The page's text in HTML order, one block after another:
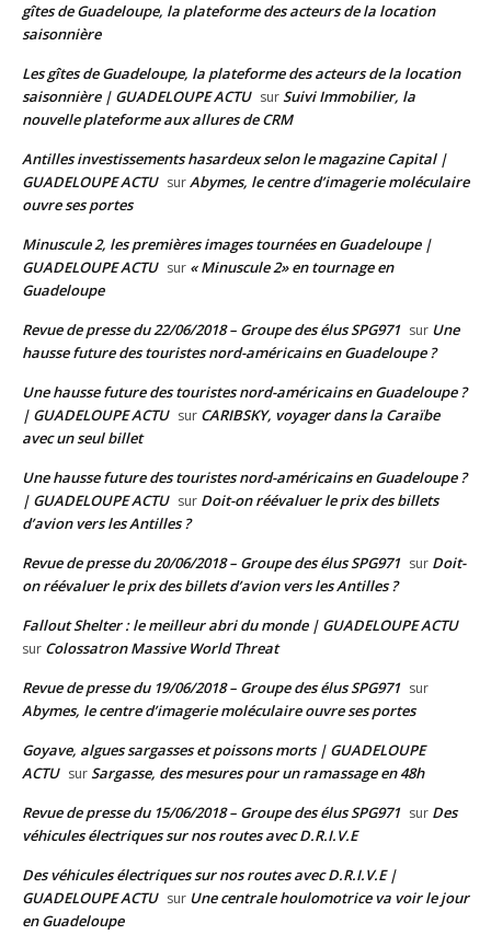
gîtes de Guadeloupe, la plateforme des acteurs de la location
saisonnière
Les gîtes de Guadeloupe, la plateforme des acteurs de la location
saisonnière | GUADELOUPE ACTU surSuivi Immobilier, la
nouvelle plateforme aux allures de CRM
Antilles investissements hasardeux selon le magazine Capital |
GUADELOUPE ACTU surAbymes, le centre d’imagerie moléculaire
ouvre ses portes
Minuscule 2, les premières images tournées en Guadeloupe |
GUADELOUPE ACTU sur « Minuscule 2» en tournage en
Guadeloupe
Revue de presse du 22/06/2018 – Groupe des élus SPG971 sur Une
hausse future des touristes nord-américains en Guadeloupe ?
Une hausse future des touristes nord-américains en Guadeloupe ?
| GUADELOUPE ACTU sur CARIBSKY, voyager dans la Caraïbe
avec un seul billet
Une hausse future des touristes nord-américains en Guadeloupe ?
| GUADELOUPE ACTU sur Doit-on réévaluer le prix des billets
d’avion vers les Antilles ?
Revue de presse du 20/06/2018 – Groupe des élus SPG971 sur Doit-
on réévaluer le prix des billets d’avion vers les Antilles ?
Fallout Shelter : le meilleur abri du monde | GUADELOUPE ACTU
sur Colossatron Massive World Threat
Revue de presse du 19/06/2018 – Groupe des élus SPG971 sur
Abymes, le centre d’imagerie moléculaire ouvre ses portes
Goyave, algues sargasses et poissons morts | GUADELOUPE
ACTU surSargasse, des mesures pour un ramassage en 48h
Revue de presse du 15/06/2018 – Groupe des élus SPG971 sur Des
véhicules électriques sur nos routes avec D.R.I.V.E
Des véhicules électriques sur nos routes avec D.R.I.V.E |
GUADELOUPE ACTU sur Une centrale houlomotrice va voir le jour
en Guadeloupe